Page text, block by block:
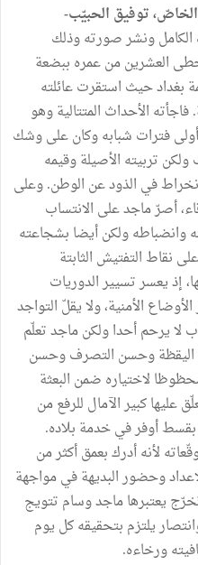
توفيق الحبيّب-
الكامل ونشر صورته وذلك
العشرين من عمره ببضعة
بغداد حيث استقرت عائلته
الأحداث المتتالية وهو
فترات شبابه وكان على وشك
تربيته الأصيلة وقيمه
في الذود عن الوطن. وعلى
أصرّ ماجد على الانتساب
وانضباطه ولكن أيضا بشجاعته
نقاط التفتيش الثابتة
إذ يعسر تسيير الدوريات
الأمنية، ولا يقلّ التواجد
لا يرحم أحدا ولكن ماجد تعلّم
اليقظة وحسن التصرف وحسن
لاختياره ضمن البعثة
عليها كبير الآمال للرفع من
أوفر في خدمة بلاده.
لأنه أدرك بعمق أكثر من
وحضور البديهة في مواجهة
يعتبرها ماجد وسام تتويج
يلتزم بتحقيقه كل يوم
ورخاءه.